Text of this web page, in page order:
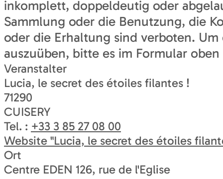
inkomplett, doppeldeutig oder
Sammlung oder die Benutzung, die
oder die Erhaltung sind verboten. Um
auszuüben, bitte es im Formular oben
Veranstalter
Lucia, le secret des étoiles filantes !
71290
CUISERY
Tel. : +33 3 85 27 08 00
Website "Lucia, le secret des étoiles
Ort
Centre EDEN 126, rue de l'Eglise